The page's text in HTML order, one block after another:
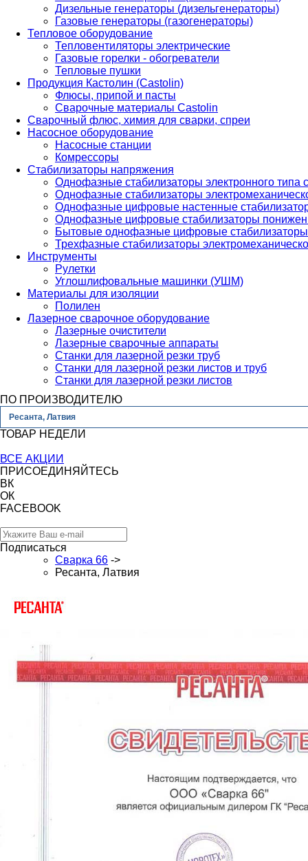
Дизельные генераторы (дизельгенераторы)
Газовые генераторы (газогенераторы)
Тепловое оборудование
Тепловентиляторы электрические
Газовые горелки - обогреватели
Тепловые пушки
Продукция Кастолин (Castolin)
Флюсы, припой и пасты
Сварочные материалы Castolin
Сварочный флюс, химия для сварки, спреи
Насосное оборудование
Насосные станции
Комрессоры
Стабилизаторы напряжения
Однофазные стабилизаторы электронного
Однофазные стабилизаторы
Однофазные цифровые настенные
Однофазные цифровые стабилизаторы
Бытовые однофазные цифровые стабилизаторы
Трехфазные стабилизаторы
Инструменты
Рулетки
Углошлифовальные машинки (УШМ)
Материалы для изоляции
Полилен
Лазерное сварочное оборудование
Лазерные очистители
Лазерные сварочные аппараты
Станки для лазерной резки труб
Станки для лазерной резки листов и труб
Станки для лазерной резки листов
ПО ПРОИЗВОДИТЕЛЮ
Ресанта, Латвия
ТОВАР НЕДЕЛИ
ВСЕ АКЦИИ
ПРИСОЕДИНЯЙТЕСЬ
ВК
ОК
FACEBOOK
Подписаться
Сварка 66 ->
Ресанта, Латвия